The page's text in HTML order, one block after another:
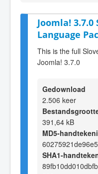
Joomla!
Language
This is the full
Joomla! 3.7.0
Gedownload
2.506 keer
391,64 kB
MD5-
SHA1-